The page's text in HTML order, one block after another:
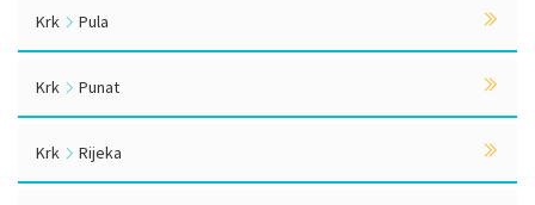
Krk Pula
Krk Punat
Krk Rijeka